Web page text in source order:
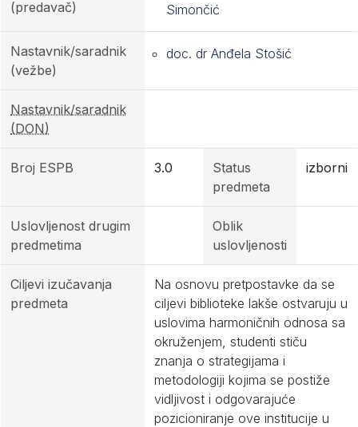
(predavač)
Simončić
Nastavnik/saradnik
(vežbe)
doc. dr Anđela Stošić
Nastavnik/saradnik
(DON)
Broj ESPB 3.0
Status
predmeta
izborni
Uslovljenost drugim
predmetima
Oblik
uslovljenosti
Ciljevi izučavanja
predmeta
Na osnovu pretpostavke da se
ciljevi biblioteke lakše ostvaruju u
uslovima harmoničnih odnosa sa
okruženjem, studenti stiču
znanja o strategijama i
metodologiji kojima se postiže
vidljivost i odgovarajuće
pozicioniranje ove institucije u